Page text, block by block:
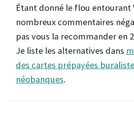
Étant donné le flou entourant
nombreux commentaires
pas vous la recommander en
Je liste les alternatives dans
des cartes prépayées buraliste
néobanques.